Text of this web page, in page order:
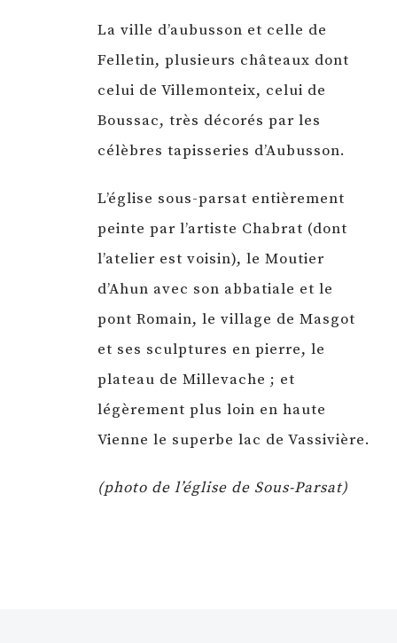
La ville d’aubusson et celle de
Felletin, plusieurs châteaux dont
celui de Villemonteix, celui de
Boussac, très décorés par les
célèbres tapisseries d’Aubusson.
L’église sous-parsat entièrement
peinte par l’artiste Chabrat (dont
l’atelier est voisin), le Moutier
d’Ahun avec son abbatiale et le
pont Romain, le village de Masgot
et ses sculptures en pierre, le
plateau de Millevache ; et
légèrement plus loin en haute
Vienne le superbe lac de Vassivière.
(photo de l’église de Sous-Parsat)